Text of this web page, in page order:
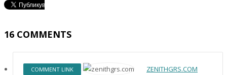
16 COMMENTS
COMMENT LINK ZENITHGRS.COM